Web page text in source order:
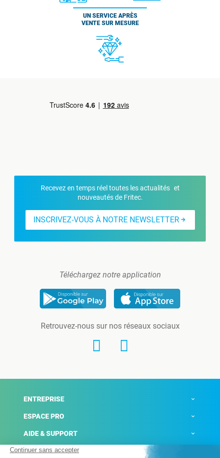
UN SERVICE APRÈS
VENTE SUR MESURE
Recevez en temps réel toutes les actualités et
nouveautés de Fritec.
INSCRIVEZ-VOUS À NOTRE NEWSLETTER
Téléchargez notre application
Retrouvez-nous sur nos réseaux sociaux
ENTREPRISE
ESPACE PRO
AIDE & SUPPORT
ACTUALITÉS